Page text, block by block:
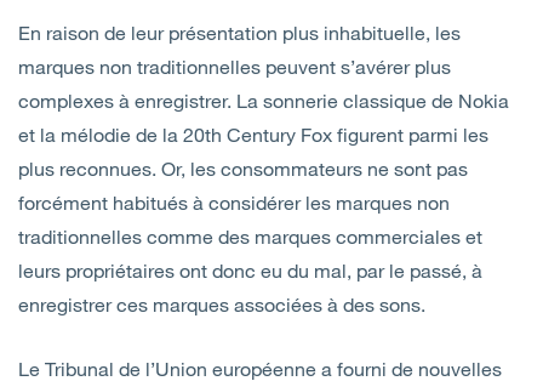
Dernières perspectives
Contactez-nous
En raison de leur présentation plus inhabituelle, les
marques non traditionnelles peuvent s’avérer plus
complexes à enregistrer. La sonnerie classique de Nokia
et la mélodie de la 20th Century Fox figurent parmi les
plus reconnues. Or, les consommateurs ne sont pas
forcément habitués à considérer les marques non
traditionnelles comme des marques commerciales et
leurs propriétaires ont donc eu du mal, par le passé, à
enregistrer ces marques associées à des sons.
Le Tribunal de l’Union européenne a fourni de nouvelles